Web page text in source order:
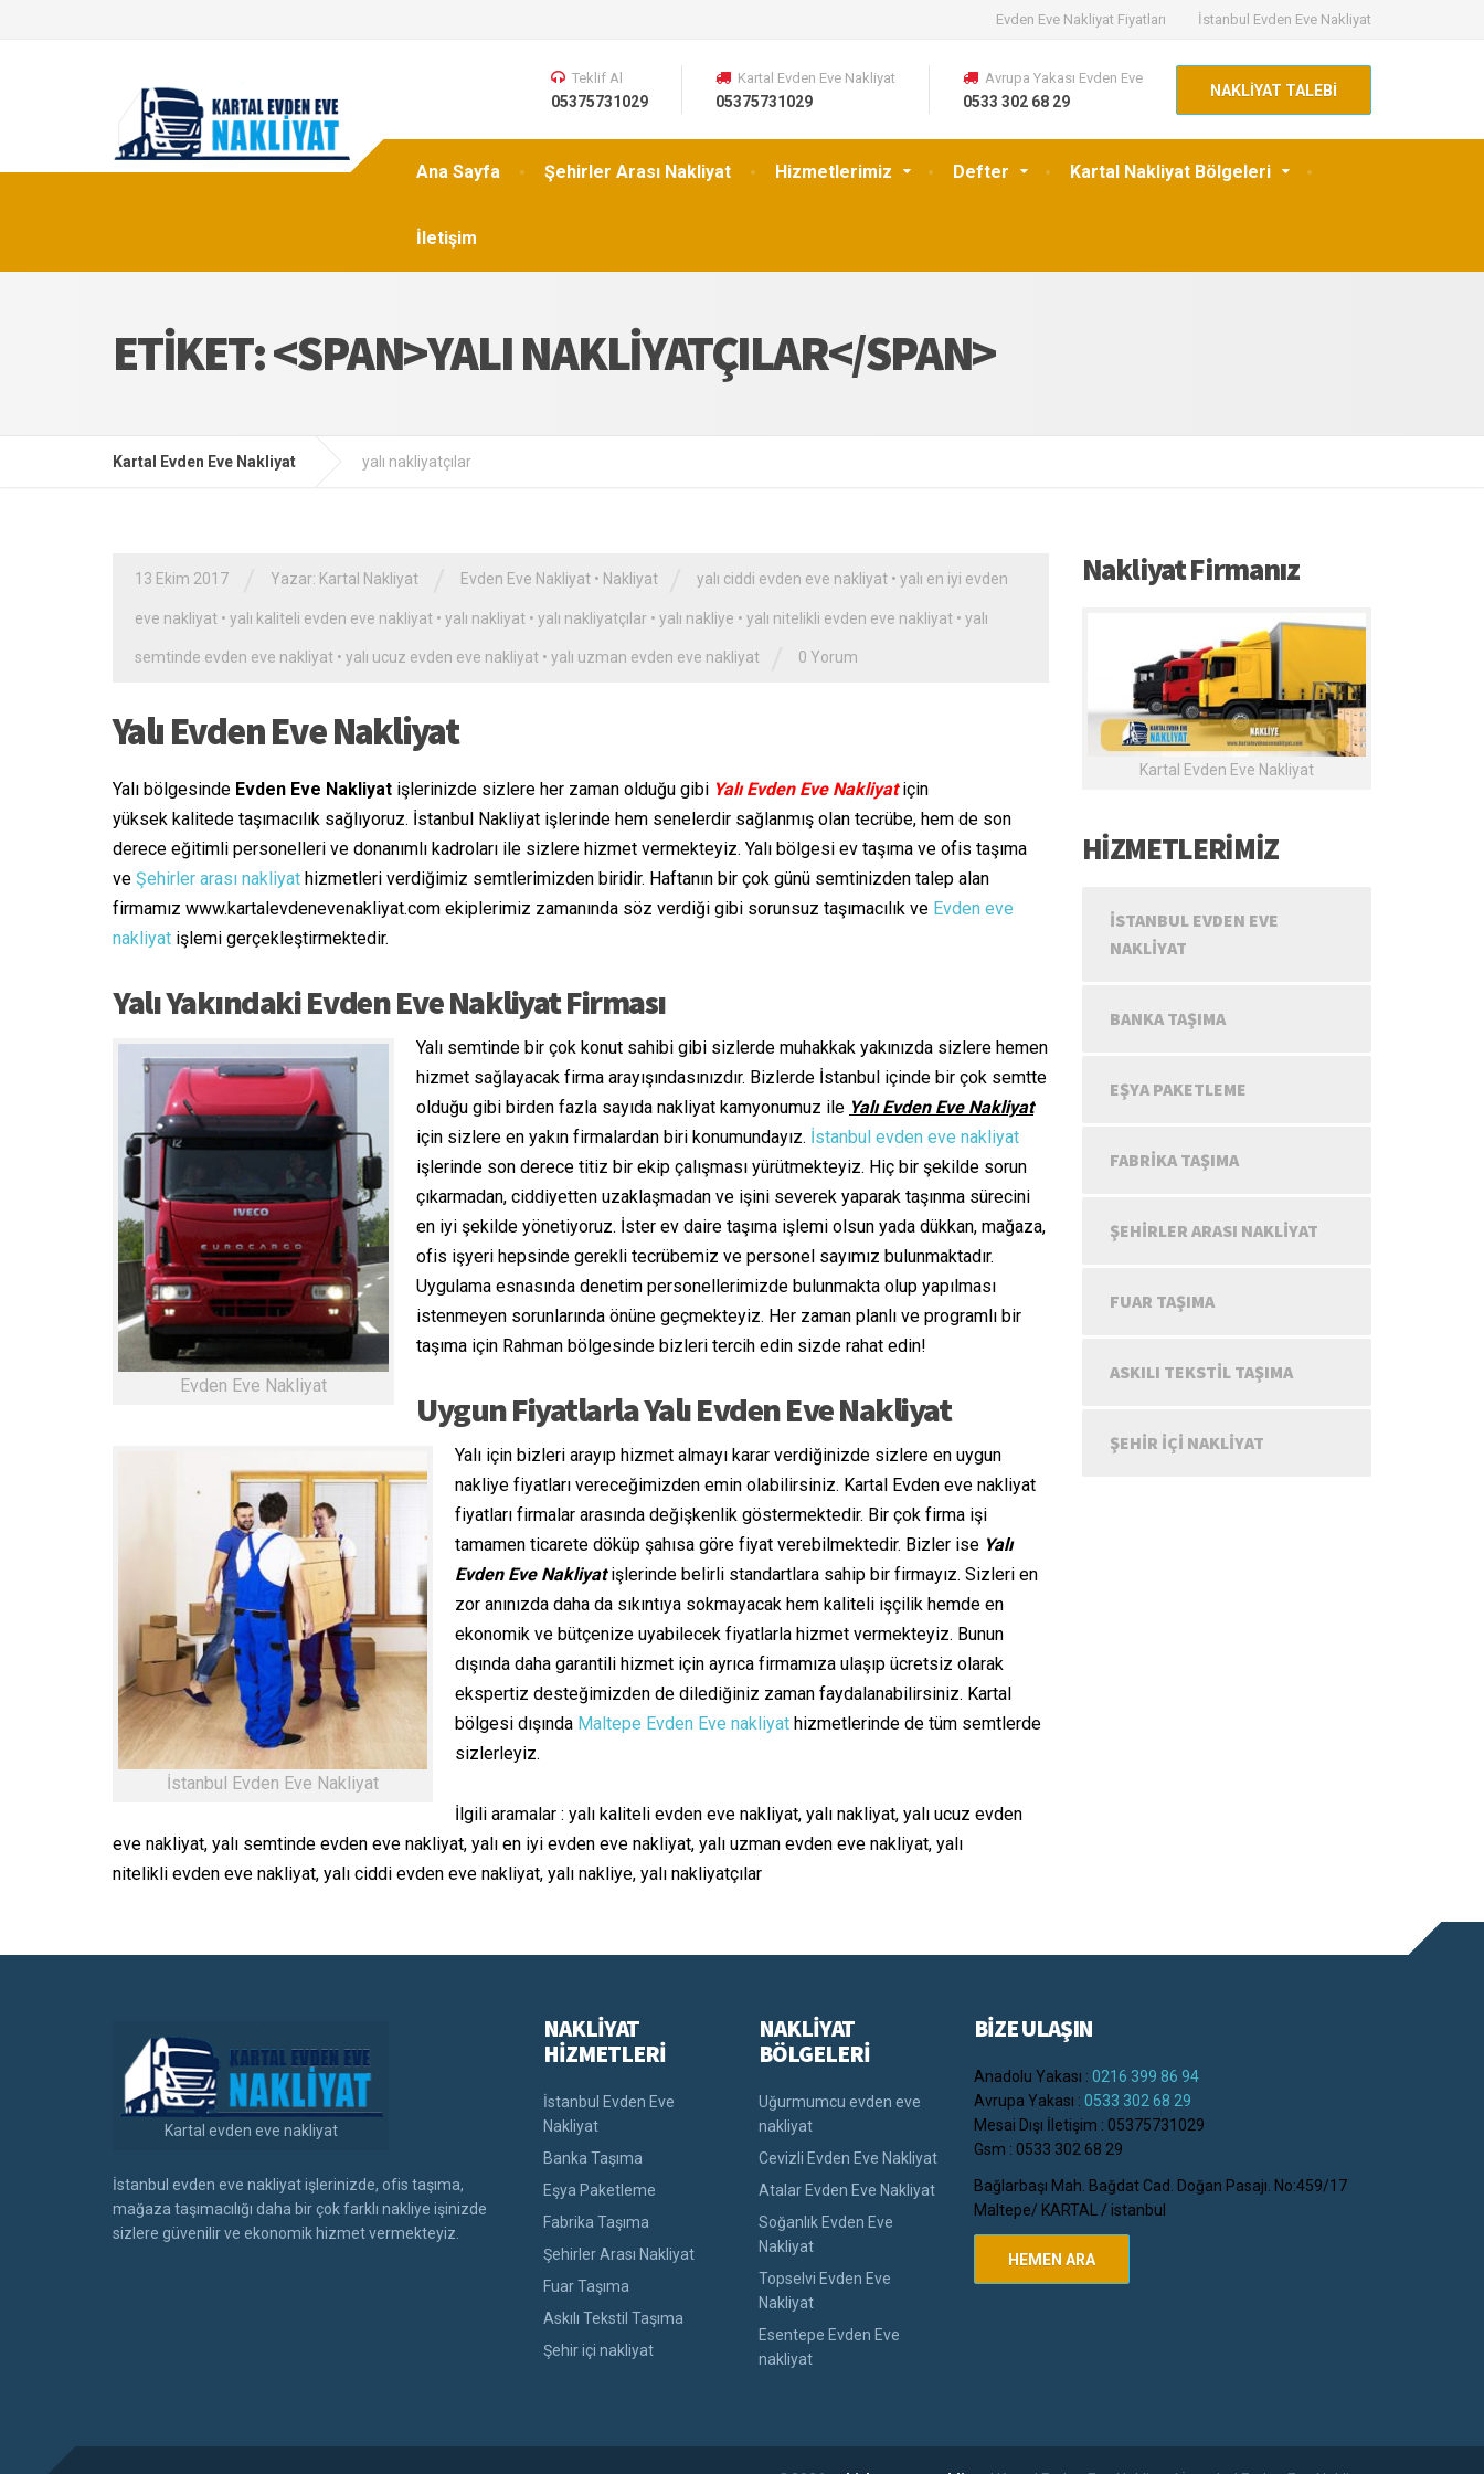
Evden Eve Nakliyat Fiyatları İstanbul Evden Eve Nakliyat
Ana Sayfa Şehirler Arası Nakliyat Hizmetlerimiz Defter Kartal Nakliyat Bölgeleri
İletişim
Teklif Al
05375731029
Kartal Evden Eve Nakliyat
05375731029
Avrupa Yakası Evden Eve
0533 302 68 29
NAKLİYAT TALEBİ
ETIKET: <SPAN>YALI NAKLIYATÇILAR</SPAN>
Kartal Evden Eve Nakliyat yalı nakliyatçılar
13 Ekim 2017 Yazar: Kartal Nakliyat Evden Eve Nakliyat • Nakliyat yalı ciddi evden eve nakliyat • yalı en iyi evden
eve nakliyat • yalı kaliteli evden eve nakliyat • yalı nakliyat • yalı nakliyatçılar • yalı nakliye • yalı nitelikli evden eve nakliyat • yalı
semtinde evden eve nakliyat • yalı ucuz evden eve nakliyat • yalı uzman evden eve nakliyat 0 Yorum
Yalı Evden Eve Nakliyat
Yalı bölgesinde Evden Eve Nakliyat işlerinizde sizlere her zaman olduğu gibi Yalı Evden Eve Nakliyatiçin
yüksek kalitede taşımacılık sağlıyoruz. İstanbul Nakliyat işlerinde hem senelerdir sağlanmış olan tecrübe, hem de son
derece eğitimli personelleri ve donanımlı kadroları ile sizlere hizmet vermekteyiz. Yalı bölgesi ev taşıma ve ofis taşıma
ve Şehirler arası nakliyat hizmetleri verdiğimiz semtlerimizden biridir. Haftanın bir çok günü semtinizden talep alan
firmamız www.kartalevdenevenakliyat.com ekiplerimiz zamanında söz verdiği gibi sorunsuz taşımacılık ve Evden eve
nakliyat işlemi gerçekleştirmektedir.
Yalı Yakındaki Evden Eve Nakliyat Firması
Evden Eve Nakliyat
Yalı semtinde bir çok konut sahibi gibi sizlerde muhakkak yakınızda sizlere hemen
hizmet sağlayacak firma arayışındasınızdır. Bizlerde İstanbul içinde bir çok semtte
olduğu gibi birden fazla sayıda nakliyat kamyonumuz ile Yalı Evden Eve Nakliyat
için sizlere en yakın firmalardan biri konumundayız. İstanbul evden eve nakliyat
işlerinde son derece titiz bir ekip çalışması yürütmekteyiz. Hiç bir şekilde sorun
çıkarmadan, ciddiyetten uzaklaşmadan ve işini severek yaparak taşınma sürecini
en iyi şekilde yönetiyoruz. İster ev daire taşıma işlemi olsun yada dükkan, mağaza,
ofis işyeri hepsinde gerekli tecrübemiz ve personel sayımız bulunmaktadır.
Uygulama esnasında denetim personellerimizde bulunmakta olup yapılması
istenmeyen sorunlarında önüne geçmekteyiz. Her zaman planlı ve programlı bir
taşıma için Rahman bölgesinde bizleri tercih edin sizde rahat edin!
Uygun Fiyatlarla Yalı Evden Eve Nakliyat
İstanbul Evden Eve Nakliyat
Yalı için bizleri arayıp hizmet almayı karar verdiğinizde sizlere en uygun
nakliye fiyatları vereceğimizden emin olabilirsiniz. Kartal Evden eve nakliyat
fiyatları firmalar arasında değişkenlik göstermektedir. Bir çok firma işi
tamamen ticarete döküp şahısa göre fiyat verebilmektedir. Bizler ise Yalı
Evden Eve Nakliyatişlerinde belirli standartlara sahip bir firmayız. Sizleri en
zor anınızda daha da sıkıntıya sokmayacak hem kaliteli işçilik hemde en
ekonomik ve bütçenize uyabilecek fiyatlarla hizmet vermekteyiz. Bunun
dışında daha garantili hizmet için ayrıca firmamıza ulaşıp ücretsiz olarak
ekspertiz desteğimizden de dilediğiniz zaman faydalanabilirsiniz. Kartal
bölgesi dışında Maltepe Evden Eve nakliyat hizmetlerinde de tüm semtlerde
sizlerleyiz.
İlgili aramalar : yalı kaliteli evden eve nakliyat, yalı nakliyat, yalı ucuz evden
eve nakliyat, yalı semtinde evden eve nakliyat, yalı en iyi evden eve nakliyat, yalı uzman evden eve nakliyat, yalı
nitelikli evden eve nakliyat, yalı ciddi evden eve nakliyat, yalı nakliye, yalı nakliyatçılar
Nakliyat Firmanız
Kartal Evden Eve Nakliyat
HİZMETLERİMİZ
İSTANBUL EVDEN EVE
NAKLIYAT
BANKA TAŞIMA
EŞYA PAKETLEME
FABRIKA TAŞIMA
ŞEHIRLER ARASI NAKLIYAT
FUAR TAŞIMA
ASKILI TEKSTIL TAŞIMA
ŞEHIR IÇI NAKLIYAT
Kartal evden eve nakliyat
İstanbul evden eve nakliyat işlerinizde, ofis taşıma,
mağaza taşımacılığı daha bir çok farklı nakliye işinizde
sizlere güvenilir ve ekonomik hizmet vermekteyiz.
NAKLİYAT
HİZMETLERİ
İstanbul Evden Eve
Nakliyat
Banka Taşıma
Eşya Paketleme
Fabrika Taşıma
Şehirler Arası Nakliyat
Fuar Taşıma
Askılı Tekstil Taşıma
Şehir içi nakliyat
NAKLİYAT
BÖLGELERİ
Uğurmumcu evden eve
nakliyat
Cevizli Evden Eve Nakliyat
Atalar Evden Eve Nakliyat
Soğanlık Evden Eve
Nakliyat
Topselvi Evden Eve
Nakliyat
Esentepe Evden Eve
nakliyat
BİZE ULAŞIN
Anadolu Yakası : 0216 399 86 94
Avrupa Yakası : 0533 302 68 29
Mesai Dışı İletişim : 05375731029
Gsm : 0533 302 68 29
Bağlarbaşı Mah. Bağdat Cad. Doğan Pasajı. No:459/17
Maltepe/ KARTAL / istanbul
HEMEN ARA